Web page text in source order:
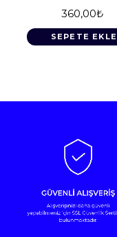
360,00₺
SEPETE EKLE